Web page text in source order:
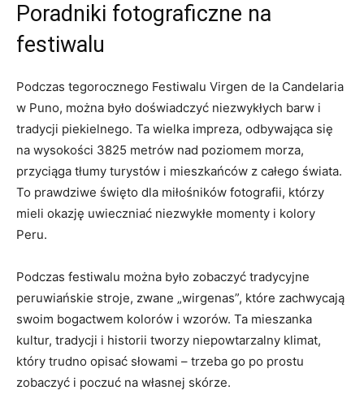
Poradniki fotograficzne na
festiwalu
Podczas tegorocznego Festiwalu Virgen de la Candelaria
w Puno,⁢ można było doświadczyć⁢ niezwykłych barw i
tradycji​ piekielnego. Ta⁢ wielka impreza, odbywająca się
na ‌wysokości 3825 metrów nad‍ poziomem ​morza,
‍przyciąga tłumy turystów i mieszkańców z całego świata.
To​ prawdziwe święto dla ​miłośników⁣ fotografii, którzy
mieli⁣ okazję uwieczniać niezwykłe⁣ momenty i kolory
Peru.
Podczas festiwalu można było zobaczyć tradycyjne
peruwiańskie stroje, zwane „wirgenas”,⁢ które zachwycają
swoim bogactwem kolorów i ‌wzorów. Ta mieszanka
⁢kultur, tradycji ⁤i historii tworzy niepowtarzalny klimat,
który trudno opisać ‍słowami – trzeba ‌go po⁢ prostu
zobaczyć i poczuć na własnej skórze.